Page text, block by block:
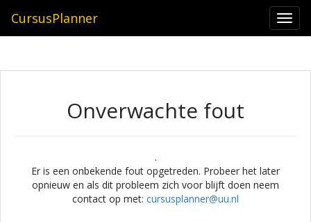
CursusPlanner
Onverwachte fout
.
Er is een onbekende fout opgetreden. Probeer het later
opnieuw en als dit probleem zich voor blijft doen neem
contact op met: cursusplanner@uu.nl